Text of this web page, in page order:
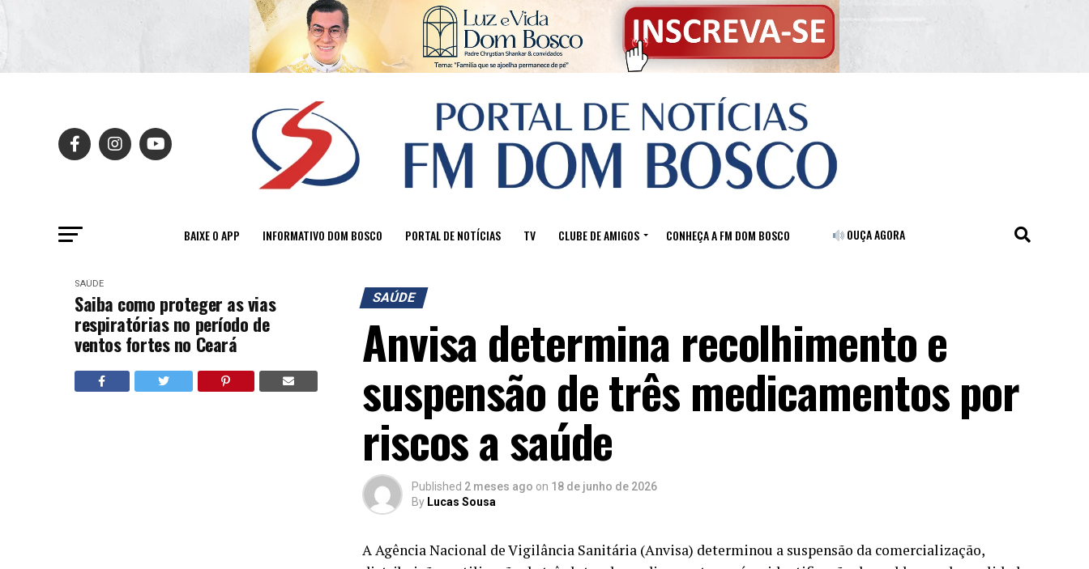
BAIXE O APP INFORMATIVO DOM BOSCO PORTAL DE NOTÍCIAS TV CLUBE DE AMIGOS CONHEÇA A FM DOM BOSCO OUÇA AGORA
SAÚDE
Saiba como proteger as vias
respiratórias no período de
ventos fortes no Ceará
SAÚDE
Anvisa determina recolhimento e
suspensão de três medicamentos por
riscos a saúde
Published 2 meses ago on 18 de junho de 2026
By Lucas Sousa
A Agência Nacional de Vigilância Sanitária (Anvisa) determinou a suspensão da comercialização,